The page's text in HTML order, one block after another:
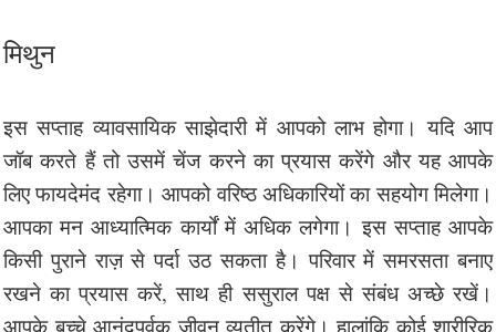
मिथुन
इस सप्ताह व्यावसायिक साझेदारी में आपको लाभ होगा। यदि आप
जॉब करते हैं तो उसमें चेंज करने का प्रयास करेंगे और यह आपके
लिए फायदेमंद रहेगा। आपको वरिष्ठ अधिकारियों का सहयोग मिलेगा।
आपका मन आध्यात्मिक कार्यों में अधिक लगेगा। इस सप्ताह आपके
किसी पुराने राज़ से पर्दा उठ सकता है। परिवार में समरसता बनाए
रखने का प्रयास करें, साथ ही ससुराल पक्ष से संबंध अच्छे रखें।
आपके बच्चे आनंदपूर्वक जीवन व्यतीत करेंगे। हालांकि कोई शारीरिक